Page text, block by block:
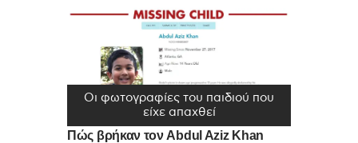
Οι φωτογραφίες του παιδιού που
είχε απαχθεί
Πώς βρήκαν τον Abdul Aziz Khan